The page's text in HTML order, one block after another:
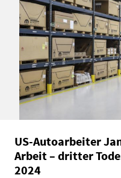
US-Autoarbeiter
Arbeit – dritter
2024